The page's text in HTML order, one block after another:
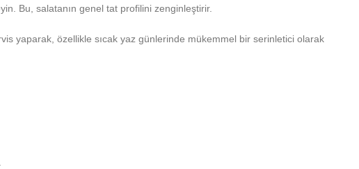
Bu, salatanın genel tat profilini zenginleştirir.
yaparak, özellikle sıcak yaz günlerinde mükemmel bir serinletici olarak